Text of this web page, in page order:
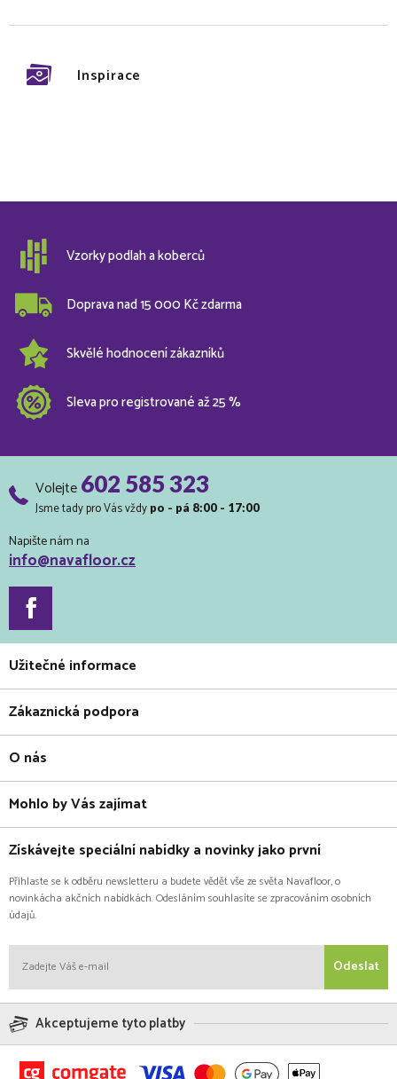
Inspirace
Vzorky podlah a koberců
Doprava nad 15 000 Kč zdarma
Skvělé hodnocení zákazníků
Sleva pro registrované až 25 %
Volejte602 585 323
Jsme tady pro Vás vždy po - pá 8:00 - 17:00
Napište nám na
info@navafloor.cz
Užitečné informace
Zákaznická podpora
O nás
Mohlo by Vás zajímat
Získávejte speciální nabídky a novinky jako první
Přihlaste se k odběru newsletteru a budete vědět vše ze světa Navafloor, o
novinkácha akčních nabídkách. Odesláním souhlasíte se zpracováním osobních
údajů.
Odeslat
Akceptujeme tyto platby